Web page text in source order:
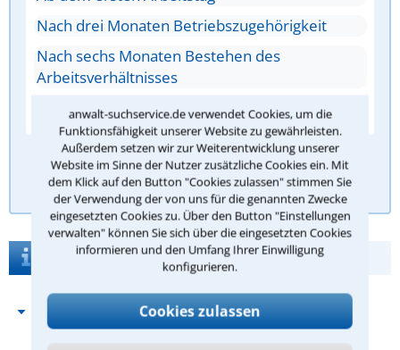
anwalt-suchservice.de verwendet Cookies, um die
Funktionsfähigkeit unserer Website zu gewährleisten.
Außerdem setzen wir zur Weiterentwicklung unserer
Website im Sinne der Nutzer zusätzliche Cookies ein. Mit
dem Klick auf den Button "Cookies zulassen" stimmen Sie
der Verwendung der von uns für die genannten Zwecke
eingesetzten Cookies zu. Über den Button "Einstellungen
verwalten" können Sie sich über die eingesetzten Cookies
informieren und den Umfang Ihrer Einwilligung
konfigurieren.
Cookies zulassen
Nach drei Monaten Betriebszugehörigkeit
Nach sechs Monaten Bestehen des
Arbeitsverhältnisses
Erst nach einem Jahr Beschäftigung
Antwort überprüfen
Das Arbeitsrecht
Was umfasst das Rechtsgebiet
Arbeitsrecht?